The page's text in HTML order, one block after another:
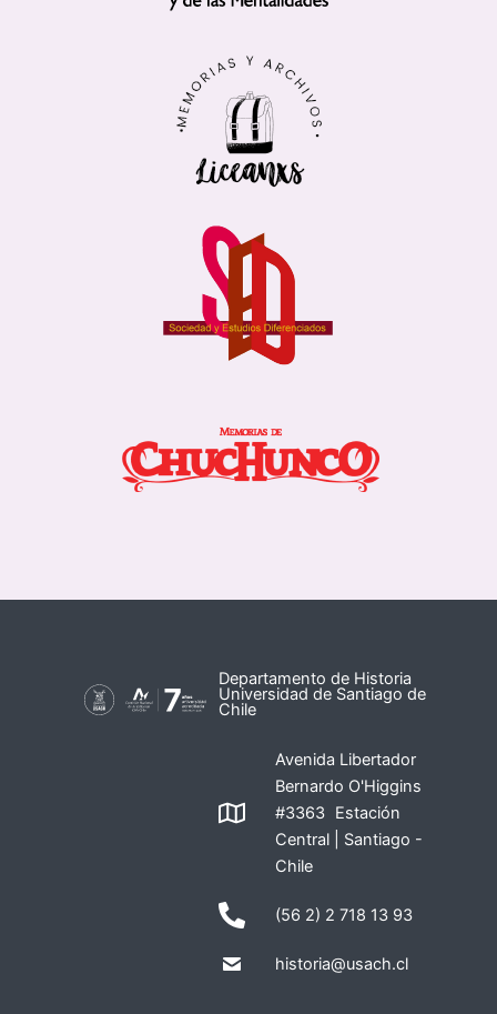
Departamento de Historia
Universidad de Santiago de
Chile
Avenida Libertador
Bernardo O'Higgins
#3363 Estación
Central | Santiago -
Chile
(56 2) 2 718 13 93
historia@usach.cl